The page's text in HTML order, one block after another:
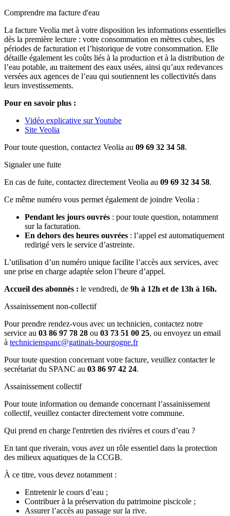
Comprendre ma facture d'eau
La facture Veolia met à votre disposition les informations essentielles
dès la première lecture : votre consommation en mètres cubes, les
périodes de facturation et l’historique de votre consommation. Elle
détaille également les coûts liés à la production et à la distribution de
l’eau potable, au traitement des eaux usées, ainsi qu’aux redevances
versées aux agences de l’eau qui soutiennent les collectivités dans
leurs investissements.
Pour en savoir plus :
Vidéo explicative sur Youtube
Site Veolia
Pour toute question, contactez Veolia au 09 69 32 34 58.
Signaler une fuite
En cas de fuite, contactez directement Veolia au 09 69 32 34 58.
Ce même numéro vous permet également de joindre Veolia :
Pendant les jours ouvrés : pour toute question, notamment
sur la facturation.
En dehors des heures ouvrées : l’appel est automatiquement
redirigé vers le service d’astreinte.
L’utilisation d’un numéro unique facilite l’accès aux services, avec
une prise en charge adaptée selon l’heure d’appel.
Accueil des abonnés : le vendredi, de 9h à 12h et de 13h à 16h.
Assainissement non-collectif
Pour prendre rendez-vous avec un technicien, contactez notre
service au 03 86 97 78 28 ou 03 73 51 00 25, ou envoyez un email
à technicienspanc@gatinais-bourgogne.fr
Pour toute question concernant votre facture, veuillez contacter le
secrétariat du SPANC au 03 86 97 42 24.
Assainissement collectif
Pour toute information ou demande concernant l’assainissement
collectif, veuillez contacter directement votre commune.
Qui prend en charge l'entretien des rivières et cours d’eau ?
En tant que riverain, vous avez un rôle essentiel dans la protection
des milieux aquatiques de la CCGB.
À ce titre, vous devez notamment :
Entretenir le cours d’eau ;
Contribuer à la préservation du patrimoine piscicole ;
Assurer l’accès au passage sur la rive.